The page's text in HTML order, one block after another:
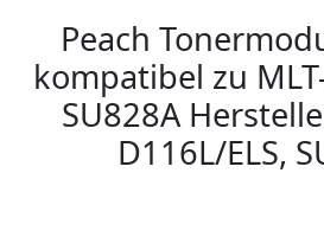
Peach
kompatibel zu
SU828A
D116L/ELS,